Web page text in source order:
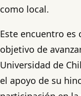
como local.​​
Este encuentro es
objetivo de
Universidad de
el apoyo de su